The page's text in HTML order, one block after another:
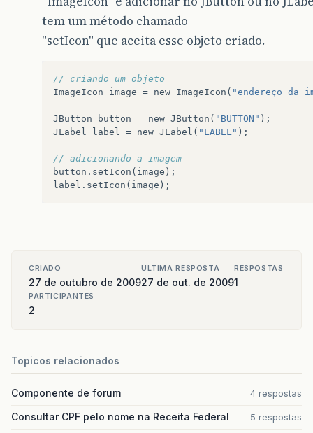
tem um método chamado
"setIcon" que aceita esse objeto criado.
// criando um objeto
ImageIcon
image = new ImageIcon ( "endereço da
JButton button = new JButton ( "BUTTON" );
JLabel
label = new JLabel ( "LABEL" );
// adicionando a imagem
button . setIcon ( image );
label . setIcon ( image );
CRIADO
27 de outubro de 2009
ULTIMA RESPOSTA
27 de out. de 2009
RESPOSTAS
1
PARTICIPANTES
2
Topicos relacionados
Componente de forum 4 respostas
Consultar CPF pelo nome na Receita Federal 5 respostas